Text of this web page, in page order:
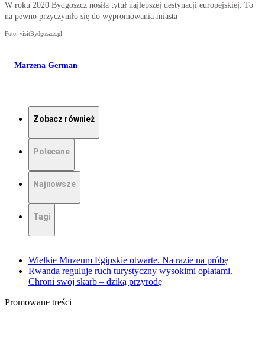
W roku 2020 Bydgoszcz nosiła tytuł najlepszej destynacji europejskiej. To
na pewno przyczyniło się do wypromowania miasta
Foto: visitBydgoszcz.pl
Marzena German
Zobacz również
Polecane
Najnowsze
Tagi
Wielkie Muzeum Egipskie otwarte. Na razie na próbę
Rwanda reguluje ruch turystyczny wysokimi opłatami.
Chroni swój skarb – dziką przyrodę
Promowane treści